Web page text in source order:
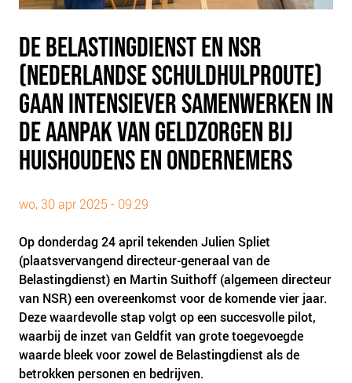
PLINKR NAZORG
SOCIALDEBT
DOORBRAAKMETHODE
COLLECTIEF SCHULDREGELEN
DE VOORZIENINGENWIJZER
NEDERLANDSE SCHULDHULPROUTE (NSR)
OVER ONS
VISIE EN MISSIE
ONZE PARTNERS
VACATURES
IN DE MEDIA
OVER NCFG
NIEUWS
DE BELASTINGDIENST EN NSR
(NEDERLANDSE SCHULDHULPROUTE)
GAAN INTENSIEVER SAMENWERKEN IN
DE AANPAK VAN GELDZORGEN BIJ
HUISHOUDENS EN ONDERNEMERS
wo, 30 apr 2025 - 09:29
Op donderdag 24 april tekenden Julien Spliet
(plaatsvervangend directeur-generaal van de
Belastingdienst) en Martin Suithoff (algemeen directeur
van NSR) een overeenkomst voor de komende vier jaar.
Deze waardevolle stap volgt op een succesvolle pilot,
waarbij de inzet van Geldfit van grote toegevoegde
waarde bleek voor zowel de Belastingdienst als de
betrokken personen en bedrijven.